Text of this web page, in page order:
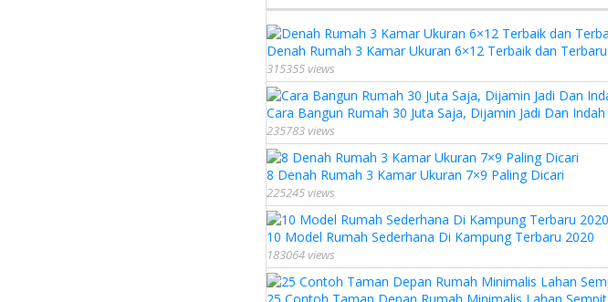
Denah Rumah 3 Kamar Ukuran 6×12 Terbaik dan Terbaru
315355 views
Cara Bangun Rumah 30 Juta Saja, Dijamin Jadi Dan Indah
235783 views
8 Denah Rumah 3 Kamar Ukuran 7×9 Paling Dicari
225245 views
10 Model Rumah Sederhana Di Kampung Terbaru 2020
183064 views